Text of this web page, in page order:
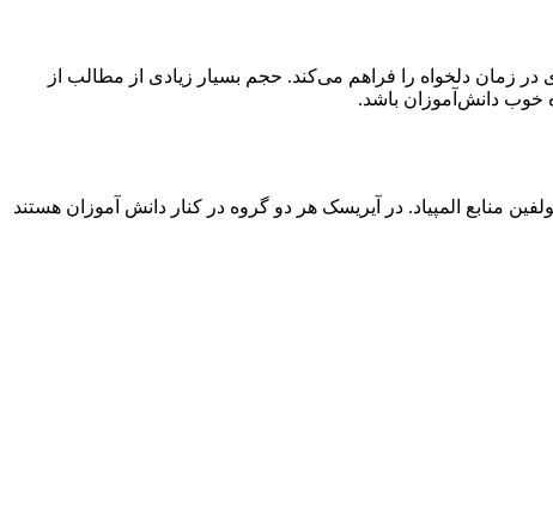
زمان دلخواه را فراهم می‌کند. حجم بسیار زیادی از مطالب از
خوب دانش‌آموزان باشد.
منابع المپیاد. در آیریسک هر دو گروه در کنار دانش آموزان هستند